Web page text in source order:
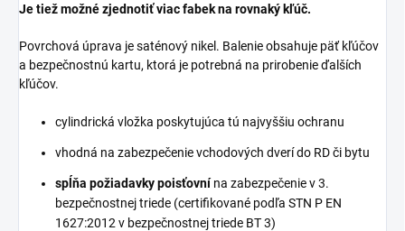
Je tiež možné zjednotiť viac fabek na rovnaký kľúč.
Povrchová úprava je saténový nikel. Balenie obsahuje päť kľúčov
a bezpečnostnú kartu, ktorá je potrebná na prirobenie ďalších
kľúčov.
cylindrická vložka poskytujúca tú najvyššiu ochranu
vhodná na zabezpečenie vchodových dverí do RD či bytu
spĺňa požiadavky poisťovnína zabezpečenie v 3.
bezpečnostnej triede (certifikované podľa STN P EN
1627:2012 v bezpečnostnej triede BT 3)